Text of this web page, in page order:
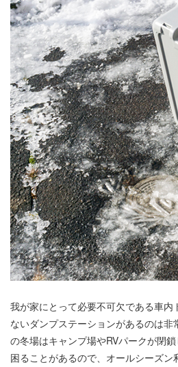
我が家にとって必要不可欠である車
ないダンプステーションがあるのは
の冬場はキャンプ場やRVパークが閉
困ることがあるので、オールシーズン